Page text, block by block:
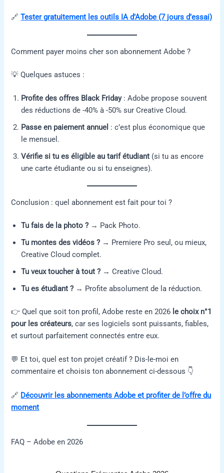
🔗Tester gratuitement les outils IA d’Adobe (7 jours d’essai)
Comment payer moins cher son abonnement Adobe ?
💡 Quelques astuces :
Profite des offres Black Friday: Adobe propose souvent
des réductions de -40% à -50% sur Creative Cloud.
Passe en paiement annuel : c’est plus économique que
le mensuel.
Vérifie si tu es éligible au tarif étudiant (si tu as encore
une carte étudiante ou si tu enseignes).
Conclusion : quel abonnement est fait pour toi ?
Tu fais de la photo ? → Pack Photo.
Tu montes des vidéos ? → Premiere Pro seul, ou mieux,
Creative Cloud complet.
Tu veux toucher à tout ? → Creative Cloud.
Tu es étudiant ? → Profite absolument de la réduction.
👉 Quel que soit ton profil, Adobe reste en 2026 le choix n°1
pour les créateurs, car ses logiciels sont puissants, fiables,
et surtout parfaitement connectés entre eux.
💬 Et toi, quel est ton projet créatif ? Dis-le-moi en
commentaire et choisis ton abonnement ci-dessous 👇
🔗 Découvrir les abonnements Adobe et profiter de l’offre du
moment
FAQ – Adobe en 2026